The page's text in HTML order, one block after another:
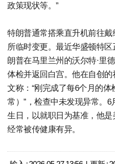
政策现状等。”
特朗普通常搭乘直升机前往
所临时变更。最近华盛顿特
朗普在马里兰州的沃尔特·里
体检并返回白宫。他在自创的
文称：“刚完成了每6个月的
常）”，检查中未发现异常。
生日，以就职日为基准，他是
经常被传健康有异。